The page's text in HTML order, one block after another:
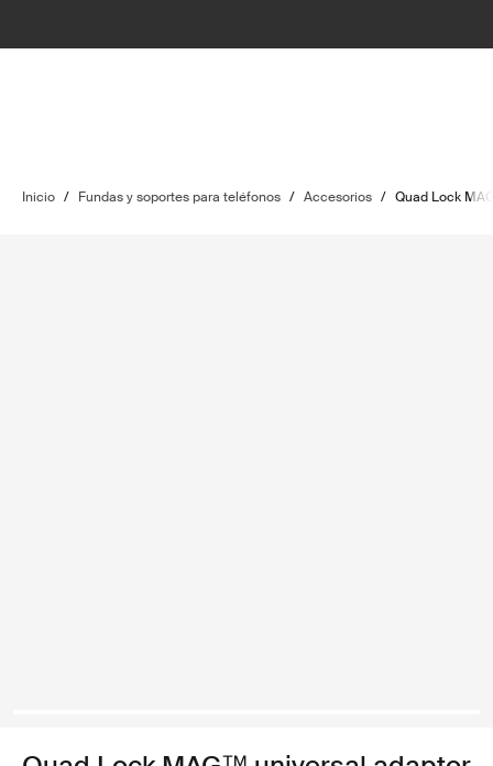
Inicio / Fundas y soportes para teléfonos / Accesorios / Quad Lock